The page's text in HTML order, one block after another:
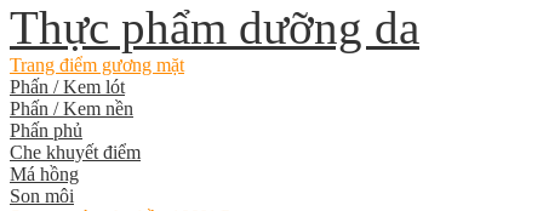
Thực phẩm dưỡng da
Trang điểm gương mặt
Phấn / Kem lót
Phấn / Kem nền
Phấn phủ
Che khuyết điểm
Má hồng
Son môi